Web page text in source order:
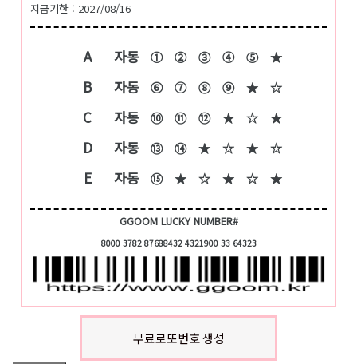
지급기한 : 2027/08/16
A 자동 ① ② ③ ④ ⑤ ★
B 자동 ⑥ ⑦ ⑧ ⑨ ★ ☆
C 자동 ⑩ ⑪ ⑫ ★ ☆ ★
D 자동 ⑬ ⑭ ★ ☆ ★ ☆
E 자동 ⑮ ★ ☆ ★ ☆ ★
GGOOM LUCKY NUMBER#
8000 3782 87688432 4321900 33 64323
무료로또번호 생성